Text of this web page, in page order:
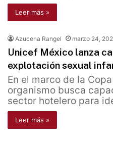
Leer más »
Azucena Rangel marzo 24,
Unicef México lanza
explotación sexual
En el marco de la
organismo busca
sector hotelero para
Leer más »